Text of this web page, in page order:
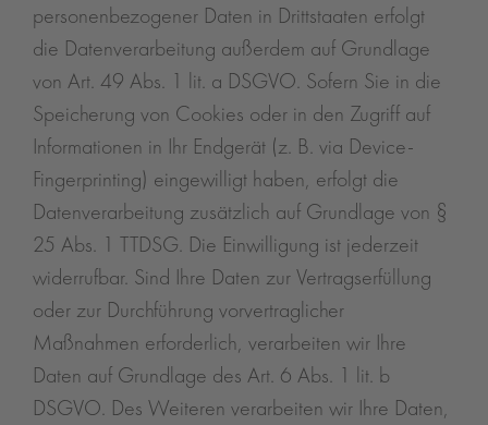
personenbezogener Daten in Drittstaaten erfolgt
die Datenverarbeitung außerdem auf Grundlage
von Art. 49 Abs. 1 lit. a DSGVO. Sofern Sie in die
Speicherung von Cookies oder in den Zugriff auf
Informationen in Ihr Endgerät (z. B. via Device-
Fingerprinting) eingewilligt haben, erfolgt die
Datenverarbeitung zusätzlich auf Grundlage von §
25 Abs. 1 TTDSG. Die Einwilligung ist jederzeit
widerrufbar. Sind Ihre Daten zur Vertragserfüllung
oder zur Durchführung vorvertraglicher
Maßnahmen erforderlich, verarbeiten wir Ihre
Daten auf Grundlage des Art. 6 Abs. 1 lit. b
DSGVO. Des Weiteren verarbeiten wir Ihre Daten,